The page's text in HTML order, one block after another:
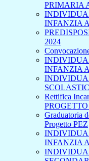
PRIMARIA
INFANZIA
2024
INFANZIA
Rettifica
PROGETTO
Graduatoria
Progetto PEZ
INFANZIA